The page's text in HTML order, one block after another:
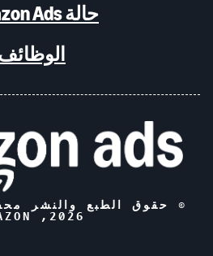
حالة Amazon Ads
© حقوق الطبع والنشر
2026
, AMAZON